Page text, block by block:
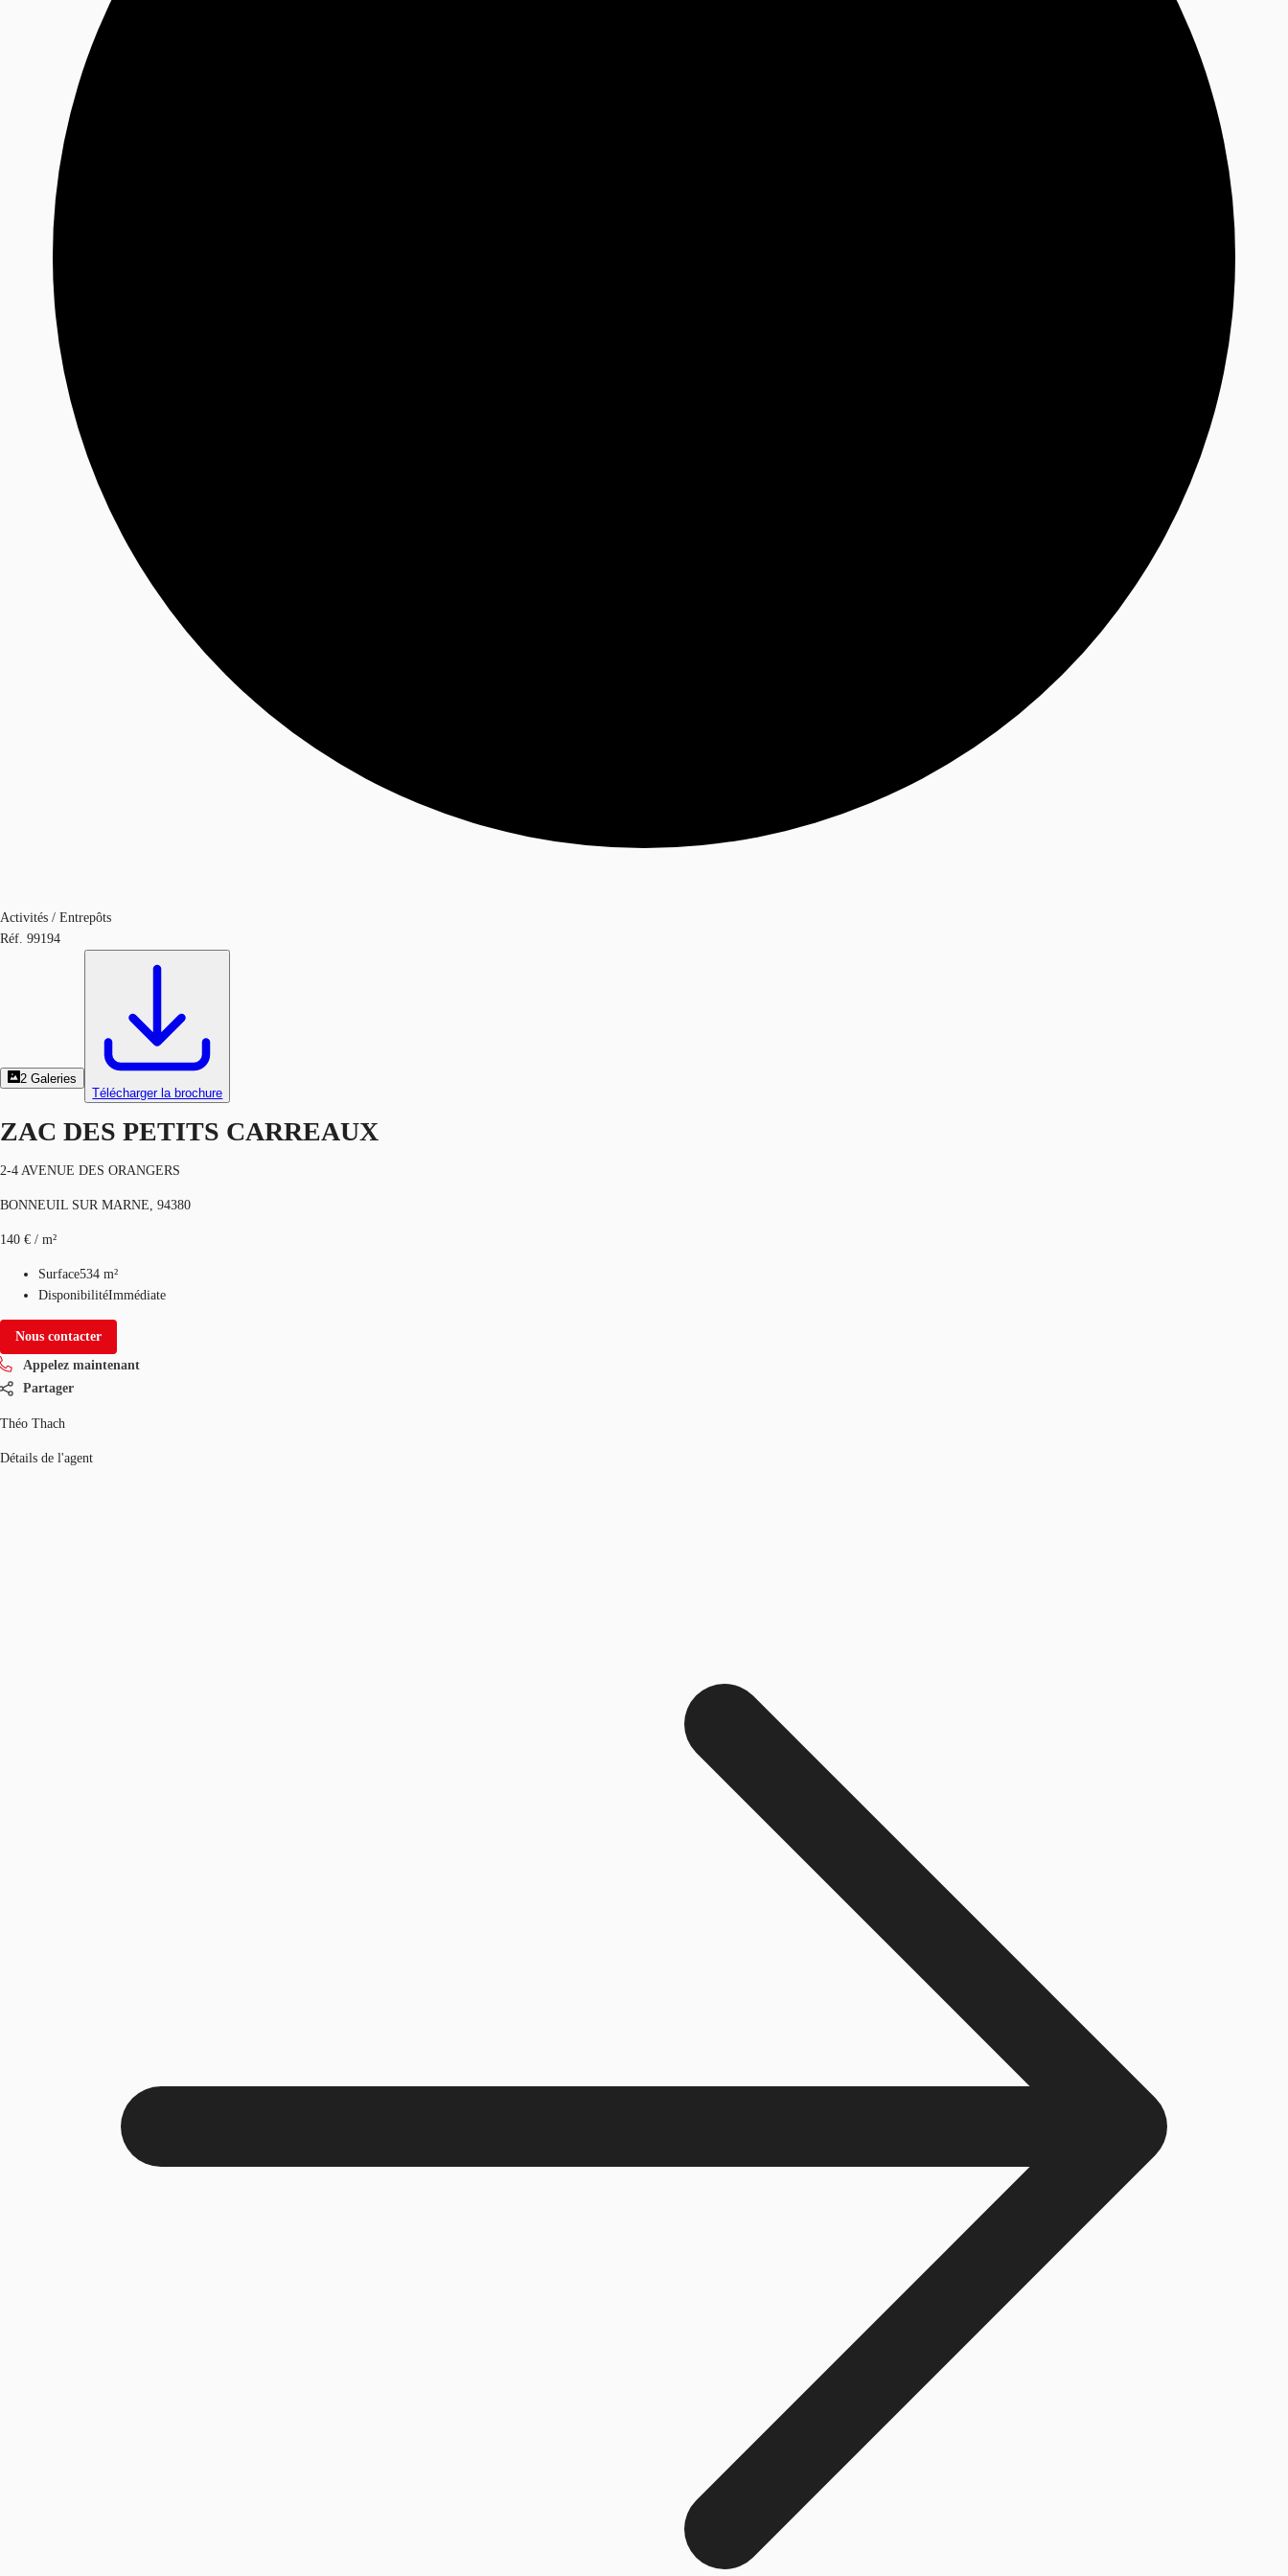
Activités / Entrepôts
Réf. 99194
2 Galeries
Télécharger la brochure
ZAC DES PETITS CARREAUX
2-4 AVENUE DES ORANGERS
BONNEUIL SUR MARNE, 94380
140 € / m²
Surface534 m²
DisponibilitéImmédiate
Nous contacter
Appelez maintenant
Partager
Théo Thach
Détails de l'agent